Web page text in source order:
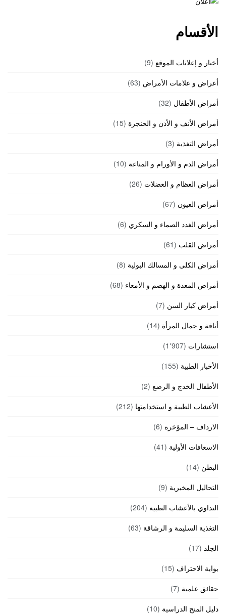
الأقسام
أخبار و إعلانات الموقع (9)
أعراض و علامات الأمراض (63)
أمراض الأطفال (32)
أمراض الأنف و الأذن و الحنجرة (15)
أمراض التغذية (3)
أمراض الدم و الأورام و المناعة (10)
أمراض العظام و العضلات (26)
أمراض العيون (67)
أمراض الغدد الصماء و السكري (6)
أمراض القلب (61)
أمراض الكلى و المسالك البولية (8)
أمراض المعدة و الهضم و الأمعاء (68)
أمراض كبار السن (7)
أناقة و جمال المرأة (14)
استشارات (1٬907)
الأخبار الطبية (155)
الأطفال الخدج و الرضع (2)
الأعشاب الطبية و استخدامتها (212)
الارداف – المؤخرة (6)
الاسعافات الأولية (41)
البطن (14)
التحاليل المخبرية (9)
التداوي بالأعشاب الطبية (204)
التغذية السليمة و الرشاقة (63)
الجلد (17)
بوابة الاحتراف (15)
حقائق علمية (7)
دليل المنح الدراسية (10)